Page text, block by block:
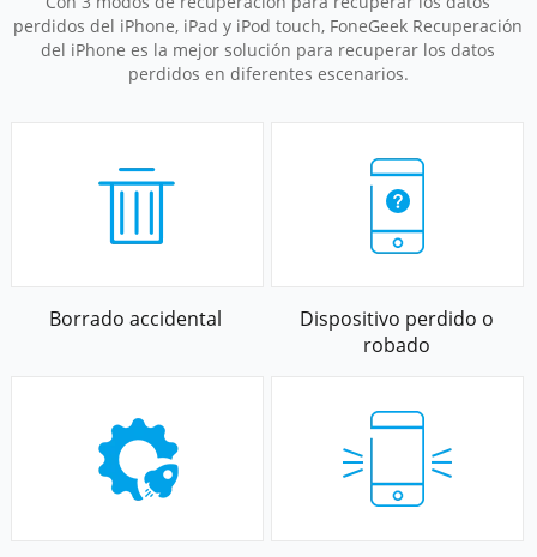
perdidos del iPhone, iPad y iPod touch, FoneGeek Recuperación
del iPhone es la mejor solución para recuperar los datos
perdidos en diferentes escenarios.
Borrado accidental
Dispositivo perdido o
robado